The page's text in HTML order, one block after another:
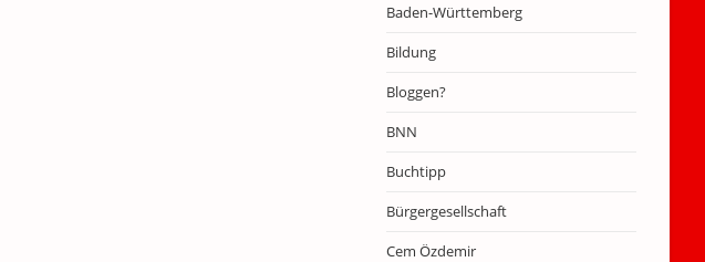
Baden-Württemberg
Bildung
Bloggen?
BNN
Buchtipp
Bürgergesellschaft
Cem Özdemir